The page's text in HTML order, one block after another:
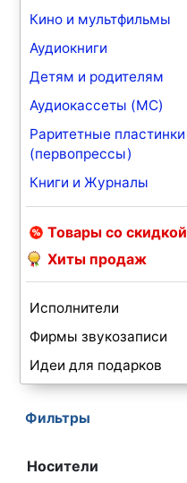
Кино и мультфильмы
Аудиокниги
Детям и родителям
Аудиокассеты (MC)
Раритетные пластинки
(первопрессы)
Книги и Журналы
Товары со скидкой
Хиты продаж
Исполнители
Фирмы звукозаписи
Идеи для подарков
Фильтры
Носители